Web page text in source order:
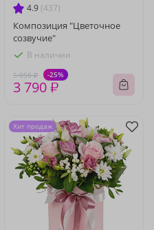
4.9 (437)
Композиция "Цветочное
созвучие"
В наличии
5 050 ₽ -25%
3 790 ₽
Хит продаж